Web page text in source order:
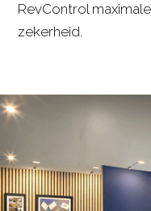
RevControl
zekerheid.